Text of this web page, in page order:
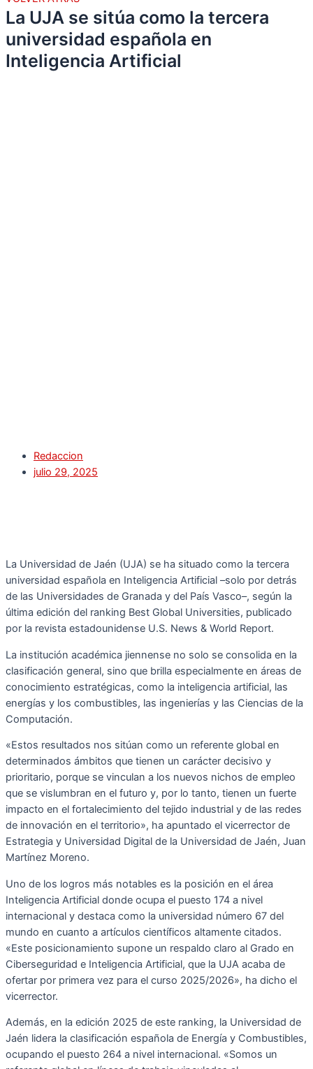
La UJA se sitúa como la tercera
universidad española en
Inteligencia Artificial
Redaccion
julio 29, 2025
La Universidad de Jaén (UJA) se ha situado como la tercera
universidad española en Inteligencia Artificial –solo por detrás
de las Universidades de Granada y del País Vasco–, según la
última edición del ranking Best Global Universities, publicado
por la revista estadounidense U.S. News & World Report.
La institución académica jiennense no solo se consolida en la
clasificación general, sino que brilla especialmente en áreas de
conocimiento estratégicas, como la inteligencia artificial, las
energías y los combustibles, las ingenierías y las Ciencias de la
Computación.
«Estos resultados nos sitúan como un referente global en
determinados ámbitos que tienen un carácter decisivo y
prioritario, porque se vinculan a los nuevos nichos de empleo
que se vislumbran en el futuro y, por lo tanto, tienen un fuerte
impacto en el fortalecimiento del tejido industrial y de las redes
de innovación en el territorio», ha apuntado el vicerrector de
Estrategia y Universidad Digital de la Universidad de Jaén, Juan
Martínez Moreno.
Uno de los logros más notables es la posición en el área
Inteligencia Artificial donde ocupa el puesto 174 a nivel
internacional y destaca como la universidad número 67 del
mundo en cuanto a artículos científicos altamente citados.
«Este posicionamiento supone un respaldo claro al Grado en
Ciberseguridad e Inteligencia Artificial, que la UJA acaba de
ofertar por primera vez para el curso 2025/2026», ha dicho el
vicerrector.
Además, en la edición 2025 de este ranking, la Universidad de
Jaén lidera la clasificación española de Energía y Combustibles,
ocupando el puesto 264 a nivel internacional. «Somos un